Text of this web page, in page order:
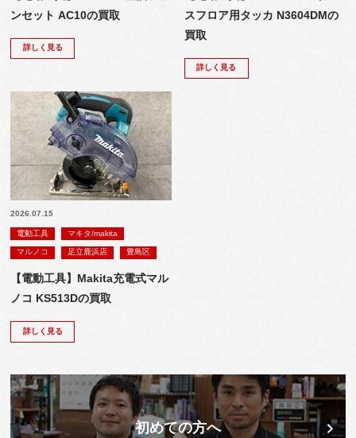
ンセット AC10の買取
詳しく見る
スフロア用タッカ N3604DMの
買取
詳しく見る
2026.07.15
電動工具 マキタ/makita
マルノコ 足立鹿浜店 豊島区
【電動工具】Makita充電式マル
ノコ KS513Dの買取
詳しく見る
初めての方へ